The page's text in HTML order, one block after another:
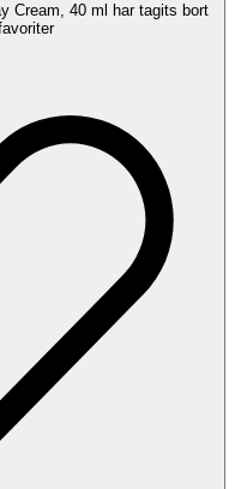
Cream, 40 ml har tagits bort